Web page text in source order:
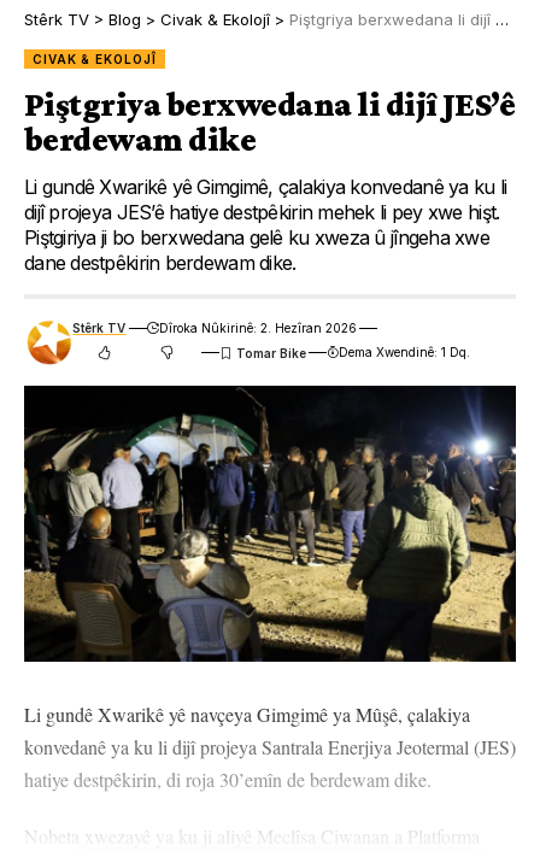
Stêrk TV > Blog > Civak & Ekolojî> Piştgriya berxwedana li dijî JES’ê berdewam dike
CIVAK & EKOLOJÎ
Piştgriya berxwedana li dijî JES’ê
berdewam dike
Li gundê Xwarikê yê Gimgimê, çalakiya konvedanê ya ku li
dijî projeya JES’ê hatiye destpêkirin mehek li pey xwe hişt.
Piştgiriya ji bo berxwedana gelê ku xweza û jîngeha xwe
dane destpêkirin berdewam dike.
Stêrk TV
Dîroka Nûkirinê: 2. Hezîran 2026
Dema Xwendinê: 1 Dq.
Li gundê Xwarikê yê navçeya Gimgimê ya Mûşê, çalakiya
konvedanê ya ku li dijî projeya Santrala Enerjiya Jeotermal (JES)
hatiye destpêkirin, di roja 30’emîn de berdewam dike.
Nobeta xwezayê ya ku ji aliyê Meclîsa Ciwanan a Platforma